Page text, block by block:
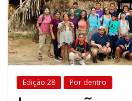
Estamos
em
constante
transformação.
metodologias
Edição 28 Por dentro